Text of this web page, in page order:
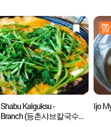
Kalguksu -
(등촌샤브칼국수
Ijo